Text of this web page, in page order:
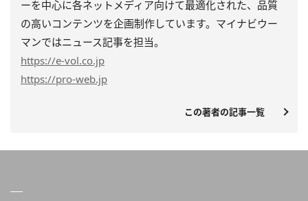
ーを中心に各ネットメディア向けて最適化された、品質
の高いコンテンツを企画制作しています。マイナビウー
マンではニュース記事を担当。
https://e-vol.co.jp
https://pro-web.jp
この著者の記事一覧